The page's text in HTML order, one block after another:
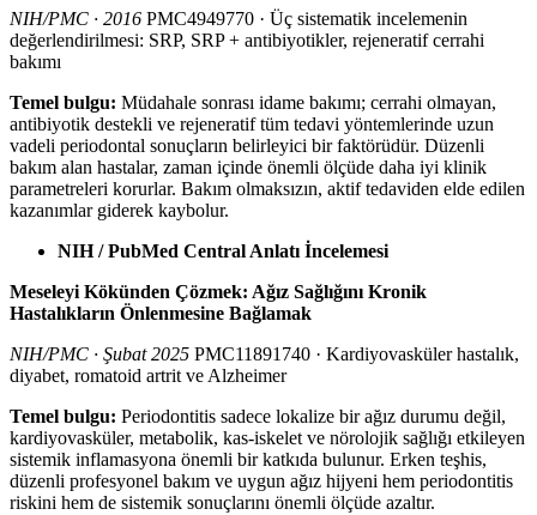
NIH/PMC · 2016 PMC4949770 · Üç sistematik incelemenin
değerlendirilmesi: SRP, SRP + antibiyotikler, rejeneratif cerrahi
bakımı
Temel bulgu: Müdahale sonrası idame bakımı; cerrahi olmayan,
antibiyotik destekli ve rejeneratif tüm tedavi yöntemlerinde uzun
vadeli periodontal sonuçların belirleyici bir faktörüdür. Düzenli
bakım alan hastalar, zaman içinde önemli ölçüde daha iyi klinik
parametreleri korurlar. Bakım olmaksızın, aktif tedaviden elde edilen
kazanımlar giderek kaybolur.
NIH / PubMed Central Anlatı İncelemesi
Meseleyi Kökünden Çözmek: Ağız Sağlığını Kronik
Hastalıkların Önlenmesine Bağlamak
NIH/PMC · Şubat 2025 PMC11891740 · Kardiyovasküler hastalık,
diyabet, romatoid artrit ve Alzheimer
Temel bulgu: Periodontitis sadece lokalize bir ağız durumu değil,
kardiyovasküler, metabolik, kas-iskelet ve nörolojik sağlığı etkileyen
sistemik inflamasyona önemli bir katkıda bulunur. Erken teşhis,
düzenli profesyonel bakım ve uygun ağız hijyeni hem periodontitis
riskini hem de sistemik sonuçlarını önemli ölçüde azaltır.